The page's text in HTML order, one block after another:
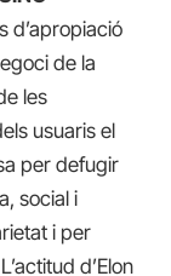
d’apropiació
de la
les
usuaris el
per defugir
social i
i per
d’Elon